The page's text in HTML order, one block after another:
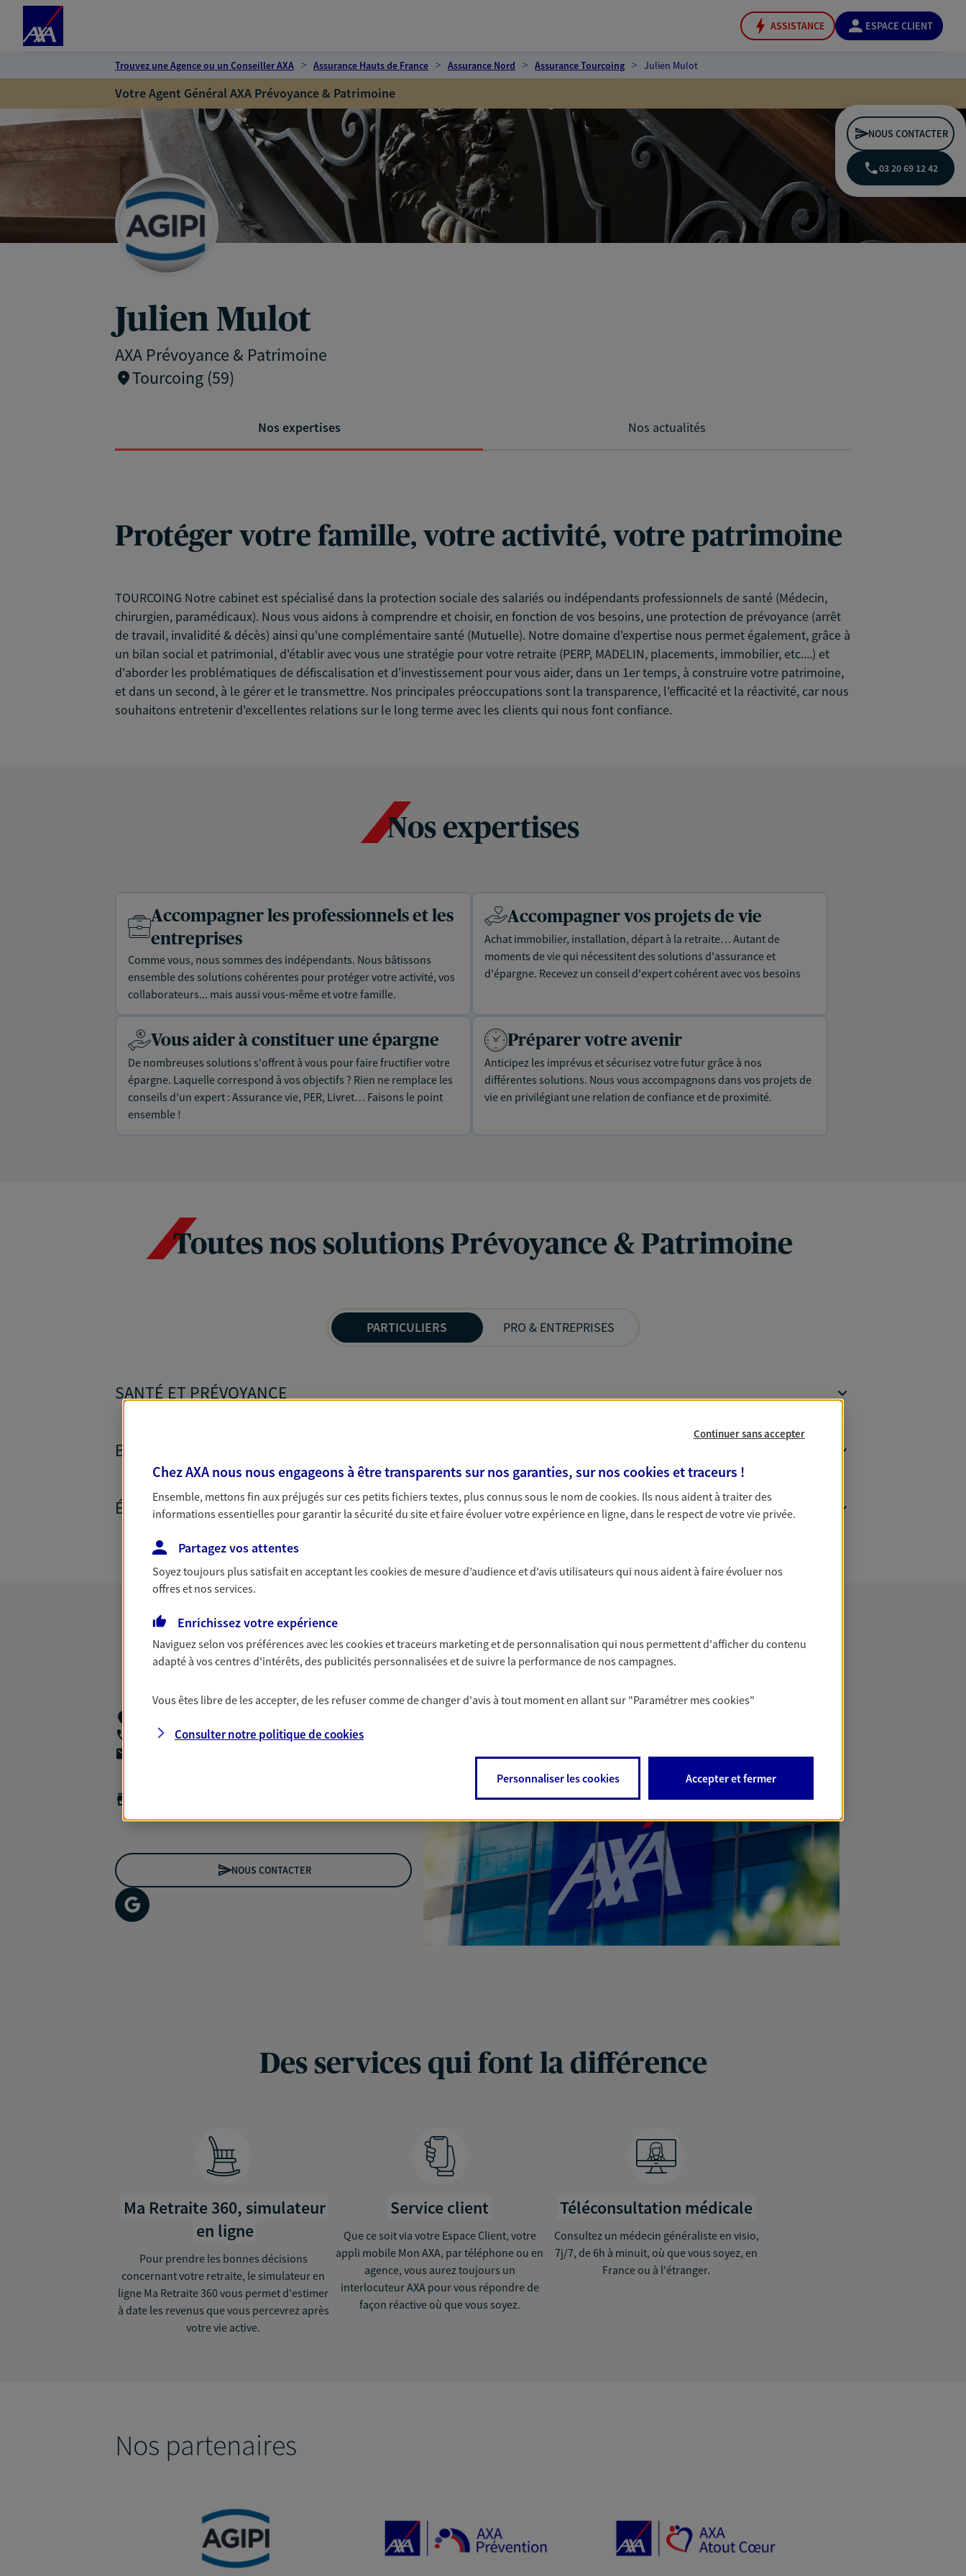
ASSISTANCE ESPACE CLIENT
Trouvez une Agence ou un Conseiller AXA Assurance Hauts de France Assurance Nord Assurance Tourcoing Julien Mulot
Votre Agent Général AXA Prévoyance & Patrimoine
Julien Mulot
AXA Prévoyance & Patrimoine
Tourcoing (59)
NOUS CONTACTER
03 20 69 12 42
Nos expertises Nos actualités
Protéger votre famille, votre activité, votre patrimoine
TOURCOING Notre cabinet est spécialisé dans la protection sociale des salariés ou indépendants professionnels de santé (Médecin,
chirurgien, paramédicaux). Nous vous aidons à comprendre et choisir, en fonction de vos besoins, une protection de prévoyance (arrêt
de travail, invalidité & décès) ainsi qu'une complémentaire santé (Mutuelle). Notre domaine d'expertise nous permet également, grâce à
un bilan social et patrimonial, d'établir avec vous une stratégie pour votre retraite (PERP, MADELIN, placements, immobilier, etc....) et
d'aborder les problématiques de défiscalisation et d'investissement pour vous aider, dans un 1er temps, à construire votre patrimoine,
et dans un second, à le gérer et le transmettre. Nos principales préoccupations sont la transparence, l'efficacité et la réactivité, car nous
souhaitons entretenir d'excellentes relations sur le long terme avec les clients qui nous font confiance.
Nos expertises
Accompagner les professionnels et les
entreprises
Comme vous, nous sommes des indépendants. Nous bâtissons
ensemble des solutions cohérentes pour protéger votre activité, vos
collaborateurs... mais aussi vous-même et votre famille.
Accompagner vos projets de vie
Achat immobilier, installation, départ à la retraite… Autant de
moments de vie qui nécessitent des solutions d'assurance et
d'épargne. Recevez un conseil d'expert cohérent avec vos besoins
Vous aider à constituer une épargne
De nombreuses solutions s'offrent à vous pour faire fructifier votre
épargne. Laquelle correspond à vos objectifs ? Rien ne remplace les
conseils d'un expert : Assurance vie, PER, Livret… Faisons le point
ensemble !
Préparer votre avenir
Anticipez les imprévus et sécurisez votre futur grâce à nos
différentes solutions. Nous vous accompagnons dans vos projets de
vie en privilégiant une relation de confiance et de proximité.
Toutes nos solutions Prévoyance & Patrimoine
PARTICULIERS PRO & ENTREPRISES
SANTÉ ET PRÉVOYANCE
BANQUE ET CRÉDITS
ÉPARGNE ET RETRAITE
Nous rencontrer
03 20 69 12 42
NOUS CONTACTER
Des services qui font la différence
Ma Retraite 360, simulateur
en ligne
Pour prendre les bonnes décisions
concernant votre retraite, le simulateur en
ligne Ma Retraite 360 vous permet d'estimer
à date les revenus que vous percevrez après
votre vie active.
Service client
Que ce soit via votre Espace Client, votre
appli mobile Mon AXA, par téléphone ou en
agence, vous aurez toujours un
interlocuteur AXA pour vous répondre de
façon réactive où que vous soyez.
Téléconsultation médicale
Consultez un médecin généraliste en visio,
7j/7, de 6h à minuit, où que vous soyez, en
France ou à l'étranger.
Nos partenaires
Continuer sans accepter
Chez AXA nous nous engageons à être transparents sur nos garanties, sur nos cookies et traceurs !
Ensemble, mettons fin aux préjugés sur ces petits fichiers textes, plus connus sous le nom decookies. Ils nous aident à traiter des
informations essentielles pour garantir la sécurité du site et faire évoluer votre expérience en ligne, dans le respect de votre vie privée.
Partagez vos attentes
Soyez toujours plus satisfait en acceptant lescookiesde mesure d’audience et d’avis utilisateurs qui nous aident à faire évoluer nos
offres et nos services.
Enrichissez votre expérience
Naviguez selon vos préférences avec lescookies et traceurs marketing et de personnalisation qui nous permettent d'afficher du contenu
adapté à vos centres d'intérêts, des publicités personnalisées et de suivre la performance de nos campagnes.
Vous êtes libre de les accepter, de les refuser comme de changer d'avis à tout moment en allant sur "Paramétrer mescookies"
Consulter notre politique decookies
Personnaliser les cookies Accepter et fermer